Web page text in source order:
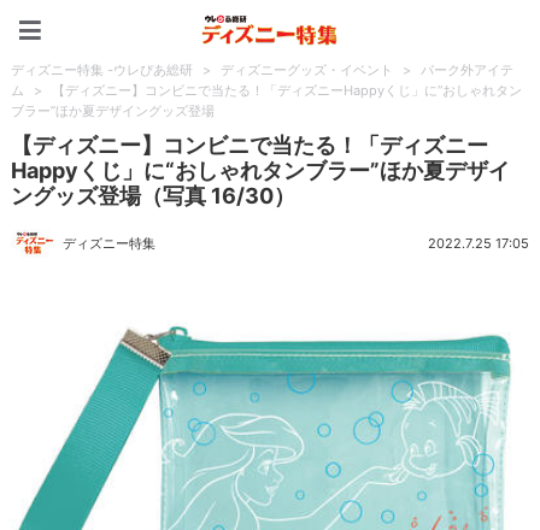
ディズニー特集 -ウレぴあ総研 > ディズニーグッズ・イベント >
パーク外アイテ
ム
>
【ディズニー】コンビニで当たる！「ディズニーHappyくじ」に“おしゃれタン
ブラー”ほか夏デザイングッズ登場
【ディズニー】コンビニで当たる！「ディズニー
Happyくじ」に“おしゃれタンブラー”ほか夏デザイ
ングッズ登場（写真 16/30）
ディズニー特集 2022.7.25 17:05